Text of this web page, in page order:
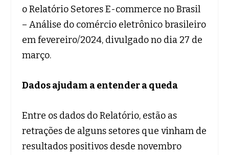
o Relatório Setores E-commerce no Brasil
– Análise do comércio eletrônico brasileiro
em fevereiro/2024, divulgado no dia 27 de
março.
Dados ajudam a entender a queda
Entre os dados do Relatório, estão as
retrações de alguns setores que vinham de
resultados positivos desde novembro